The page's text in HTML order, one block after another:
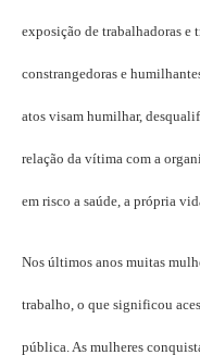
exposição de trabalhadoras e
constrangedoras e
atos visam humilhar,
relação da vítima com a
em risco a saúde, a própria
Nos últimos anos muitas
trabalho, o que significou
pública. As mulheres